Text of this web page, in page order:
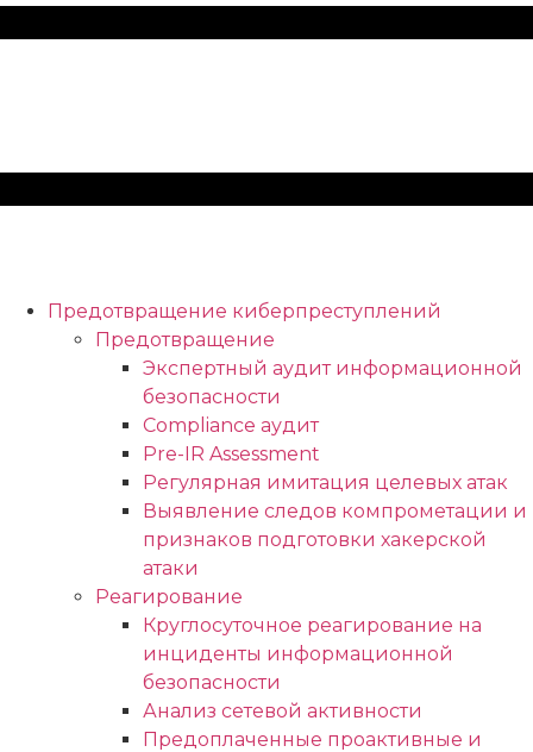
Предотвращение киберпреступлений
Предотвращение
Экспертный аудит информационной
безопасности
Compliance аудит
Pre-IR Assessment
Регулярная имитация целевых атак
Выявление следов компрометации и
признаков подготовки хакерской
атаки
Реагирование
Круглосуточное реагирование на
инциденты информационной
безопасности
Анализ сетевой активности
Предоплаченные проактивные и